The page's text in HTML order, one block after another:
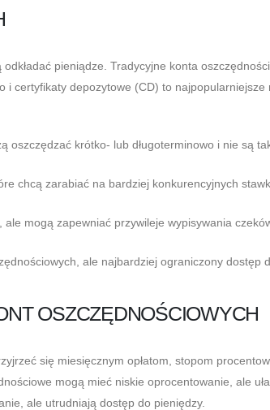
pieniądze. Tradycyjne konta
certyfikaty depozytowe (CD) to najpopularniejsze
oszczędzać krótko- lub długoterminowo i nie są
chcą zarabiać na bardziej konkurencyjnych
mogą zapewniać przywileje wypisywania
ale najbardziej ograniczony dostęp
OSZCZĘDNOŚCIOWYCH
się miesięcznym opłatom, stopom
mogą mieć niskie oprocentowanie, ale
ale utrudniają dostęp do pieniędzy.